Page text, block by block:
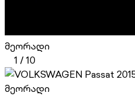
მეორადი
1 /10
მეორადი